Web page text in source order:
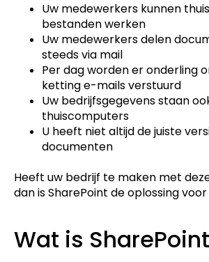
Uw medewerkers kunnen
bestanden werken
Uw medewerkers delen
steeds via mail
Per dag worden er onderling
ketting e-mails verstuurd
Uw bedrijfsgegevens staan
thuiscomputers
U heeft niet altijd de juiste
documenten
Heeft uw bedrijf te maken met
dan is SharePoint de oplossing
Wat is